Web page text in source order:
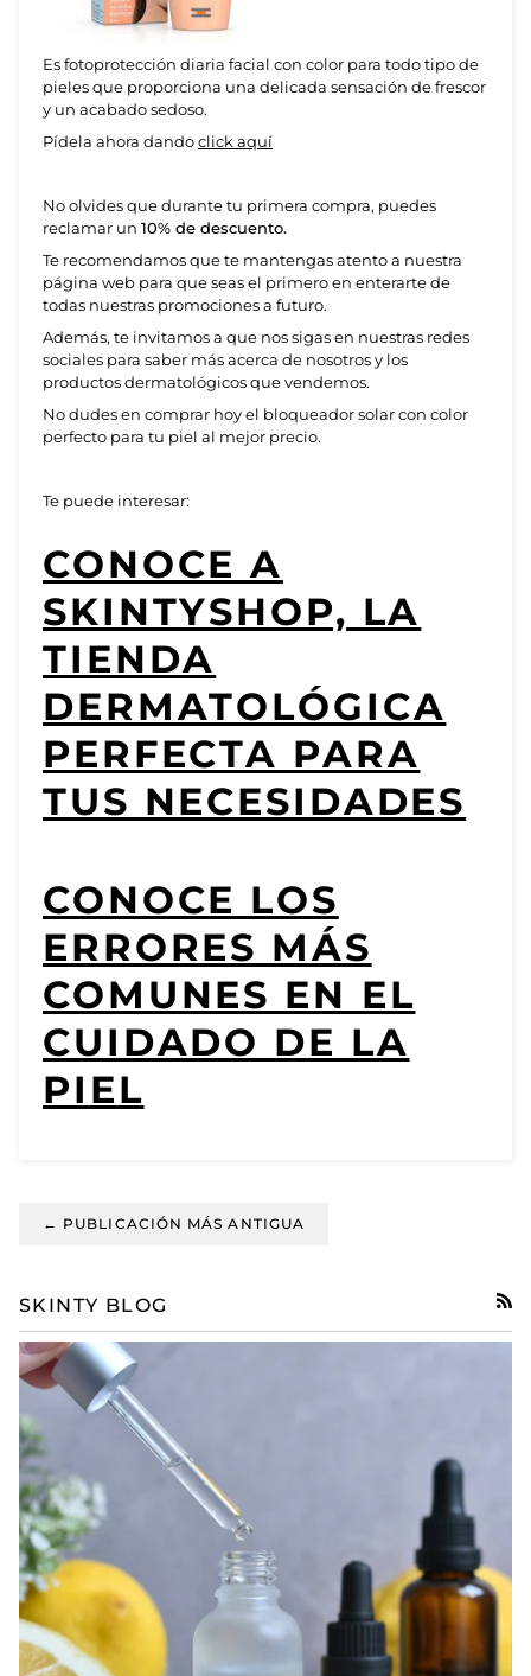
Es fotoprotección diaria facial con color para todo tipo de
pieles que proporciona una delicada sensación de frescor
y un acabado sedoso.
Pídela ahora dandoclick aquí
No olvides que durante tu primera compra, puedes
reclamar un 10% de descuento.
Te recomendamos que te mantengas atento a nuestra
página web para que seas el primero en enterarte de
todas nuestras promociones a futuro.
Además, te invitamos a que nos sigas en nuestras redes
sociales para saber más acerca de nosotros y los
productos dermatológicos que vendemos.
No dudes en comprar hoy el bloqueador solar con color
perfecto para tu piel al mejor precio.
Te puede interesar:
CONOCE A
SKINTYSHOP, LA
TIENDA
DERMATOLÓGICA
PERFECTA PARA
TUS NECESIDADES
CONOCE LOS
ERRORES MÁS
COMUNES EN EL
CUIDADO DE LA
PIEL
← PUBLICACIÓN MÁS ANTIGUA
SKINTY BLOG